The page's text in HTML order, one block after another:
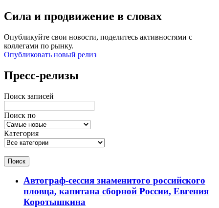
Сила и продвижение в словах
Опубликуйте свои новости, поделитесь активностями с
коллегами по рынку.
Опубликовать новый релиз
Пресс-релизы
Поиск записей
Поиск по
Категория
Поиск
Автограф-сессия знаменитого российского
пловца, капитана сборной России, Евгения
Коротышкина